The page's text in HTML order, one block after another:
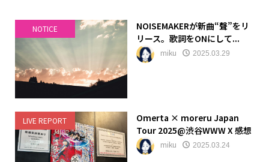
NOTICE
NOISEMAKERが新曲“聲”をリ
リース。歌詞をONにして...
miku 2025.03.29
LIVE REPORT
Omerta × moreru Japan
Tour 2025@渋谷WWW X 感想
miku 2025.03.24